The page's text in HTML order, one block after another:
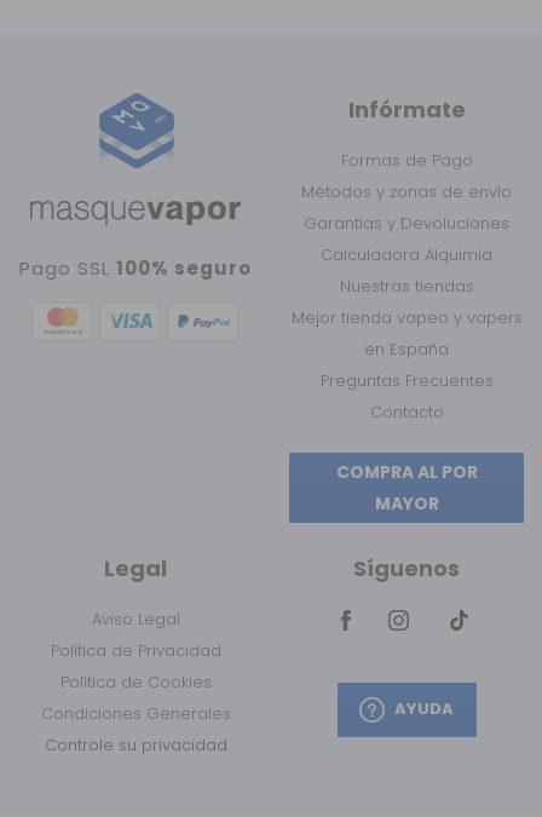
Pago SSL100% seguro
Infórmate
Formas de Pago
Métodos y zonas de envío
Garantías y Devoluciones
Calculadora Alquimia
Nuestras tiendas
Mejor tienda vapeo y vapers
en España
Preguntas Frecuentes
Contacto
COMPRA AL POR
MAYOR
Legal
Aviso Legal
Política de Privacidad
Política de Cookies
Condiciones Generales
Controle su privacidad
Síguenos
AYUDA